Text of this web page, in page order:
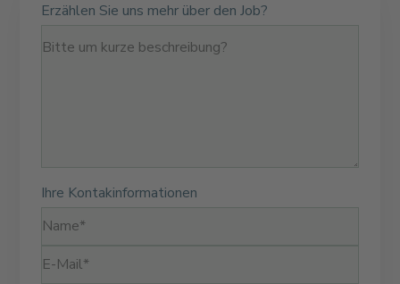
Erzählen Sie uns mehr über den Job?
Ihre Kontakinformationen